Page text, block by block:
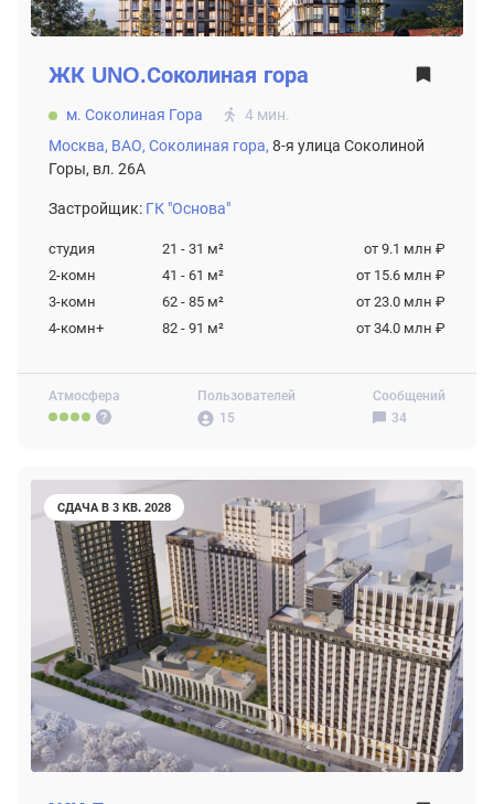
Атмосфера
Пользователей
15
Сообщений
34
ЖК UNO.Соколиная гора
м. Соколиная Гора
4 мин.
Москва, ВАО, Соколиная гора, 8-я улица Соколиной
Горы, вл. 26А
Застройщик: ГК "Основа"
студия 21 - 31 м²
от 9.1 млн ₽
2-комн
41 - 61 м²
от 15.6 млн ₽
3-комн
62 - 85 м²
от 23.0 млн ₽
4-комн+
82 - 91 м² от 34.0 млн ₽
СДАЧА В 3 КВ. 2028